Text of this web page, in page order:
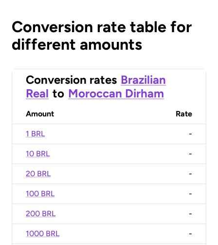
Conversion rate table for
different amounts
Conversion rates Brazilian
Real to Moroccan Dirham
Amount Rate
1 BRL -
10 BRL -
20 BRL -
100 BRL -
200 BRL -
1000 BRL -